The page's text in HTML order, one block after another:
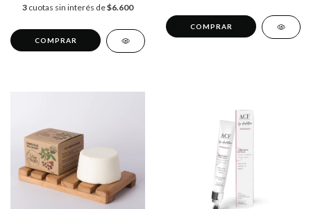
3 cuotas sin interés de$6.600